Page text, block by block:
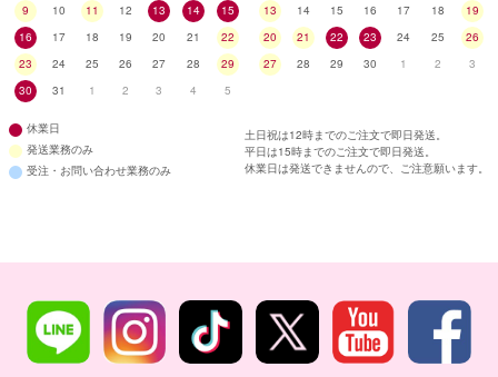
9
10 11 12 13 14
15
16
17 18 19 20 21
22
23
24 25 26 27 28
29
30
31 1 2 3 4 5
13
14 15 16 17 18
19
20
21 22 23 24 25
26
27
28 29 30 1 2 3
休業日
発送業務のみ
受注・お問い合わせ業務のみ
土日祝は12時までのご注文で即日発送。
平日は15時までのご注文で即日発送。
休業日は発送できませんので、ご注意願います。